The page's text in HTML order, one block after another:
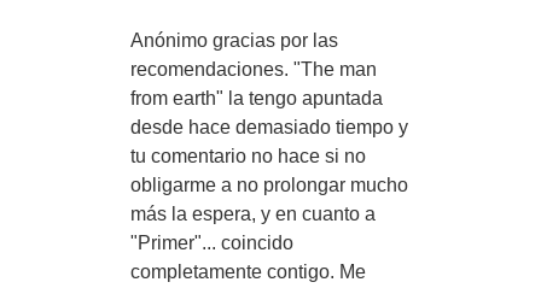
Anónimo gracias por las
recomendaciones. "The man
from earth" la tengo apuntada
desde hace demasiado tiempo y
tu comentario no hace si no
obligarme a no prolongar mucho
más la espera, y en cuanto a
"Primer"... coincido
completamente contigo. Me